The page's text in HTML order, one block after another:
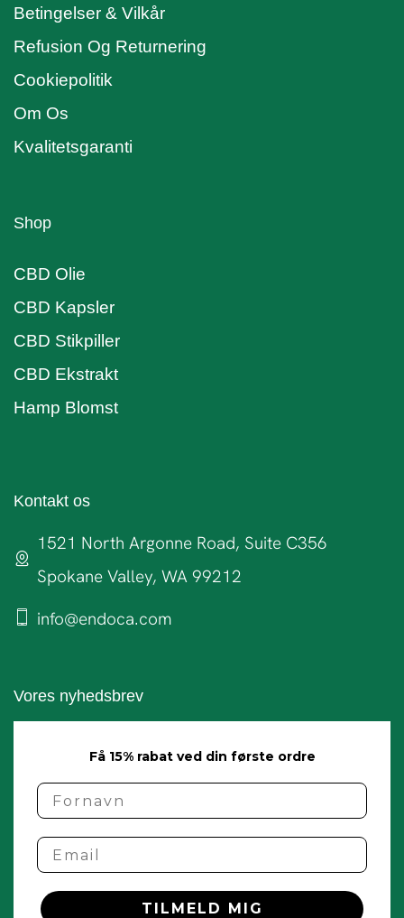
Betingelser & Vilkår
Refusion Og Returnering
Cookiepolitik
Om Os
Kvalitetsgaranti
Shop
CBD Olie
CBD Kapsler
CBD Stikpiller
CBD Ekstrakt
Hamp Blomst
Kontakt os
1521 North Argonne Road, Suite C356
Spokane Valley, WA 99212
info@endoca.com
Vores nyhedsbrev
Få 15% rabat ved din første ordre
name
Email
TILMELD MIG